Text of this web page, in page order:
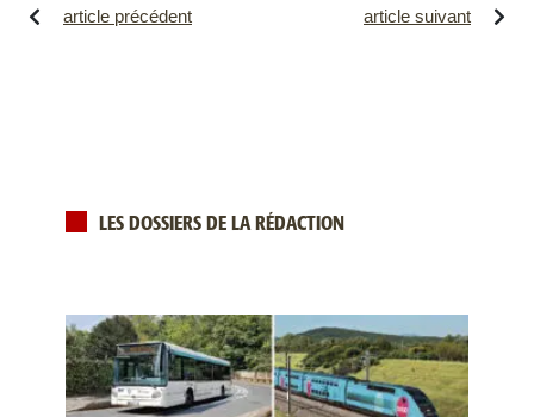
article précédent article suivant
LES DOSSIERS DE LA RÉDACTION